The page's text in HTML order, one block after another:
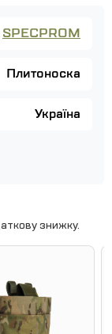
SPECPROM
Плитоноска
Україна
знижку.